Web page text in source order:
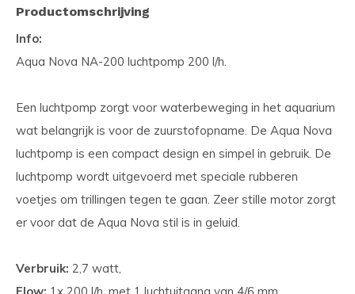
Productomschrijving
Info:
Aqua Nova NA-200 luchtpomp 200 l/h.
Een luchtpomp zorgt voor waterbeweging in het aquarium
wat belangrijk is voor de zuurstofopname. De Aqua Nova
luchtpomp is een compact design en simpel in gebruik. De
luchtpomp wordt uitgevoerd met speciale rubberen
voetjes om trillingen tegen te gaan. Zeer stille motor zorgt
er voor dat de Aqua Nova stil is in geluid.
Verbruik: 2,7 watt,